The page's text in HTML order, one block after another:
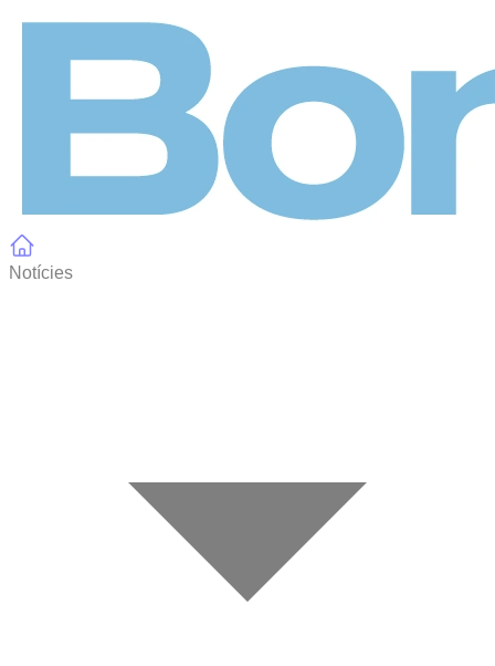
Notícies